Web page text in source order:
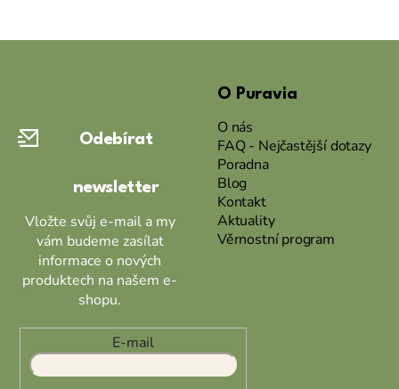
Odebírat
newsletter
Vložte svůj e-mail a my
vám budeme zasílat
informace o nových
produktech na našem e-
shopu.
E-mail
O Puravia
O nás
FAQ - Nejčastější dotazy
Poradna
Blog
Kontakt
Aktuality
Věrnostní program